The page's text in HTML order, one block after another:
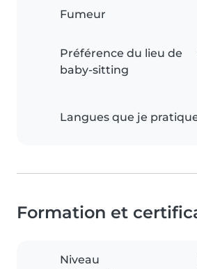
Fumeur
Préférence du lieu de
baby-sitting
Langues que je
Formation et
Niveau